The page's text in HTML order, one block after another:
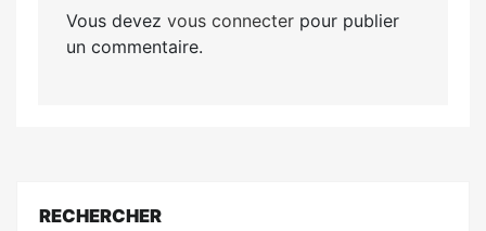
Vous devez vous connecterpour publier
un commentaire.
RECHERCHER